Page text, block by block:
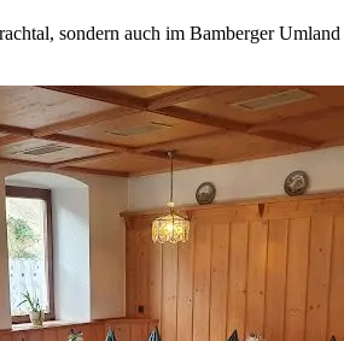
sondern auch im Bamberger